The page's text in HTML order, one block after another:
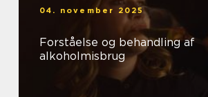
04. november 2025
Forståelse og behandling af
alkoholmisbrug